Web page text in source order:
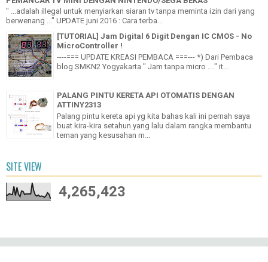
" ...adalah illegal untuk menyiarkan siaran tv tanpa meminta izin dari yang
berwenang ..." UPDATE juni 2016 : Cara terba...
[TUTORIAL] Jam Digital 6 Digit Dengan IC CMOS - No
MicroController !
----=== UPDATE KREASI PEMBACA ===--- *) Dari Pembaca
blog SMKN2 Yogyakarta " Jam tanpa micro ...." it...
PALANG PINTU KERETA API OTOMATIS DENGAN
ATTINY2313
Palang pintu kereta api yg kita bahas kali ini pernah saya
buat kira-kira setahun yang lalu dalam rangka membantu
teman yang kesusahan m...
SITE VIEW
4,265,423